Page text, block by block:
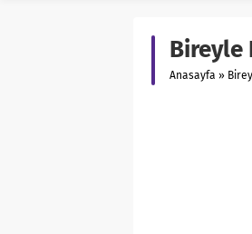
Bireyle
Anasayfa »